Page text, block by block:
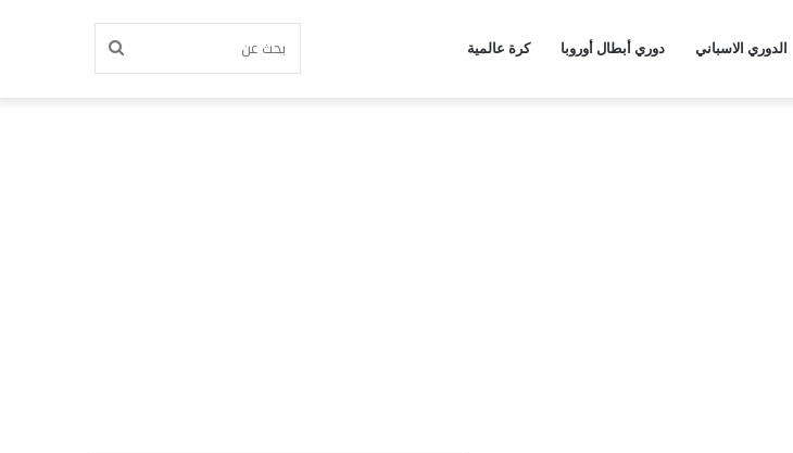
الدوري الاسباني دوري أبطال أوروبا كرة عالمية بحث